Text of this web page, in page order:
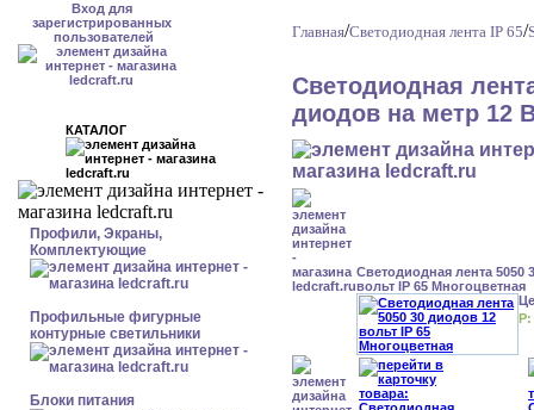
Вход для
зарегистрированных
пользователей
КАТАЛОГ
Профили, Экраны,
Комплектующие
Профильные фигурные
контурные светильники
Блоки питания
Главная/Светодиодная лента IP 65/
Светодиодная
диодов на метр 12
Светодиодная лента 5050
вольт IP 65 Многоцветная
Р: